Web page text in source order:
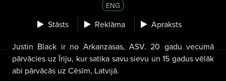
ENG
Stāsts Reklāma Apraksts
Justin Black ir no Arkanzasas, ASV. 20 gadu vecumā
pārvācies uz Īriju, kur satika savu sievu un 15 gadus vēlāk
abi pārvācās uz Cēsīm, Latvijā.